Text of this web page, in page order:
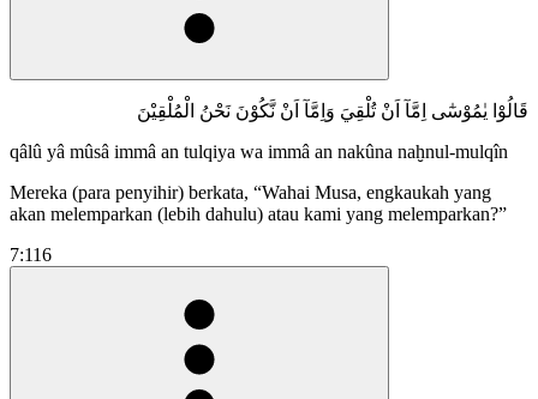
قَالُوْا يٰمُوْسٰٓى اِمَّآ اَنْ تُلْقِيَ وَاِمَّآ اَنْ نَّكُوْنَ نَحْنُ الْمُلْقِيْنَ
qâlû yâ mûsâ immâ an tulqiya wa immâ an nakûna naḫnul-mulqîn
Mereka (para penyihir) berkata, “Wahai Musa, engkaukah yang
akan melemparkan (lebih dahulu) atau kami yang melemparkan?”
7:116